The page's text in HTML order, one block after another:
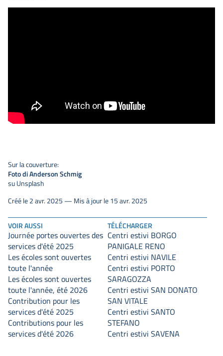
VOIR AUSSI
Journée portes ouvertes des
services d'été 2025
Les écoles sont ouvertes
toute l'année
Les écoles sont ouvertes
toute l'année, été 2026
Contribution pour les
services d'été 2025
Contributions pour les
services d'été 2026
TÉLÉCHARGER
Centri estivi BORGO
PANIGALE RENO
Centri estivi NAVILE
Centri estivi PORTO
SARAGOZZA
Centri estivi SAN DONATO
SAN VITALE
Centri estivi SANTO
STEFANO
Centri estivi SAVENA
Sur la couverture:
Foto di Anderson Schmig
su Unsplash
Créé le 2 avr. 2025 — Mis à jour le 15 avr. 2025